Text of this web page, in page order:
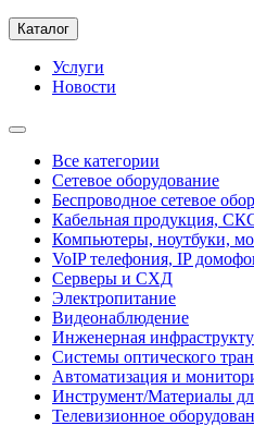
Каталог
Услуги
Новости
Все категории
Сетевое оборудование
Беспроводное сетевое
Кабельная продукция,
Компьютеры, ноутбуки,
VoIP телефония, IP
Серверы и СХД
Электропитание
Видеонаблюдение
Инженерная
Системы оптического
Автоматизация и
Инструмент/Материалы
Телевизионное